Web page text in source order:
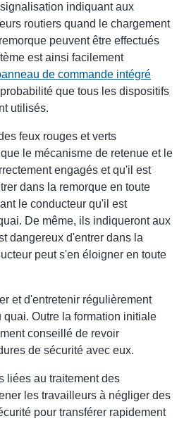
indiquant aux
routiers quand le chargement
peuvent être effectués
est ainsi facilement
de commande intégré
que tous les dispositifs
utilisés.
feux rouges et verts
le mécanisme de retenue et le
engagés et qu'il est
dans la remorque en toute
le conducteur qu'il est
De même, ils indiqueront aux
dangereux d'entrer dans la
peut s'en éloigner en toute
et d'entretenir régulièrement
Outre la formation initiale
conseillé de revoir
de sécurité avec eux.
liées au traitement des
les travailleurs à négliger des
pour transférer rapidement